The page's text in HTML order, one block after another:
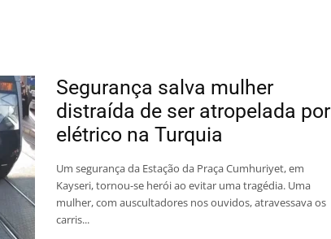
Segurança salva mulher
distraída de ser atropelada por
elétrico na Turquia
Um segurança da Estação da Praça Cumhuriyet, em
Kayseri, tornou-se herói ao evitar uma tragédia. Uma
mulher, com auscultadores nos ouvidos, atravessava os
carris...